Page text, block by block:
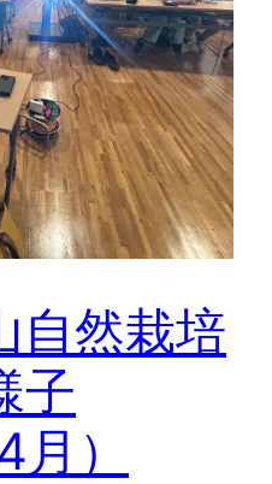
自然栽培
子
）